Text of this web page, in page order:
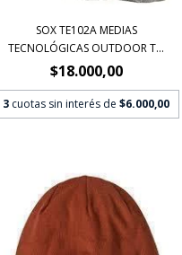
SOX TE102A MEDIAS
TECNOLÓGICAS OUTDOOR T...
$18.000,00
3 cuotas sin interés de$6.000,00